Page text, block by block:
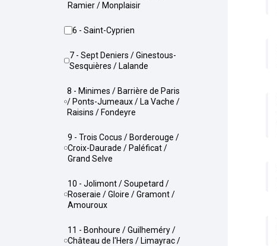
Ramier / Monplaisir
6 - Saint-Cyprien
7 - Sept Deniers / Ginestous-
Sesquières / Lalande
8 - Minimes / Barrière de Paris
/ Ponts-Jumeaux / La Vache /
Raisins / Fondeyre
9 - Trois Cocus / Borderouge /
Croix-Daurade / Paléficat /
Grand Selve
10 - Jolimont / Soupetard /
Roseraie / Gloire / Gramont /
Amouroux
11 - Bonhoure / Guilheméry /
Château de l'Hers / Limayrac /